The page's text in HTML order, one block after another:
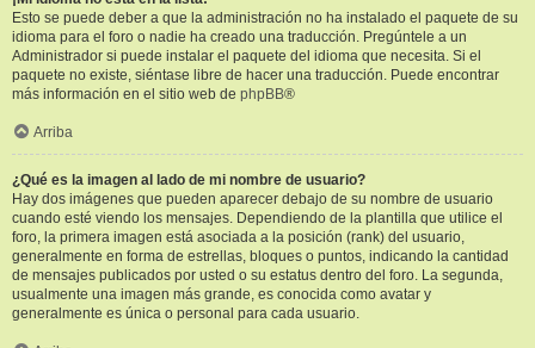
Esto se puede deber a que la administración no ha instalado el paquete de su
idioma para el foro o nadie ha creado una traducción. Pregúntele a un
Administrador si puede instalar el paquete del idioma que necesita. Si el
paquete no existe, siéntase libre de hacer una traducción. Puede encontrar
más información en el sitio web de phpBB®
Arriba
¿Qué es la imagen al lado de mi nombre de usuario?
Hay dos imágenes que pueden aparecer debajo de su nombre de usuario
cuando esté viendo los mensajes. Dependiendo de la plantilla que utilice el
foro, la primera imagen está asociada a la posición (rank) del usuario,
generalmente en forma de estrellas, bloques o puntos, indicando la cantidad
de mensajes publicados por usted o su estatus dentro del foro. La segunda,
usualmente una imagen más grande, es conocida como avatar y
generalmente es única o personal para cada usuario.